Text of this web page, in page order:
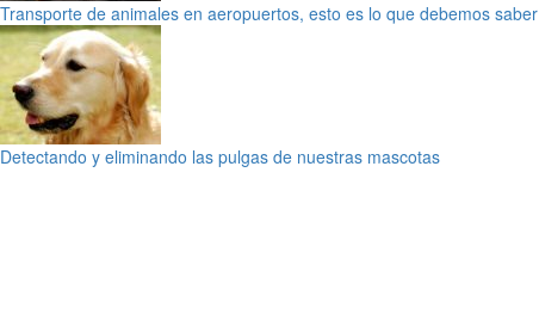
Transporte de animales en aeropuertos, esto es lo que debemos saber
Detectando y eliminando las pulgas de nuestras mascotas